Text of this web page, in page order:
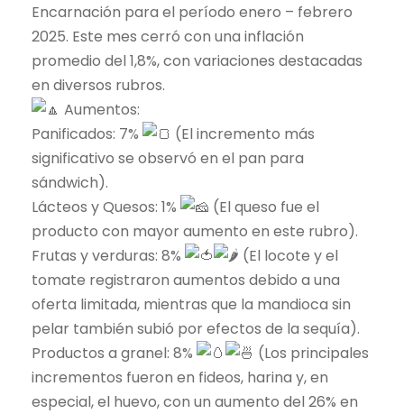
Encarnación para el período enero – febrero
2025. Este mes cerró con una inflación
promedio del 1,8%, con variaciones destacadas
en diversos rubros.
Aumentos:
Panificados: 7%
(El incremento más
significativo se observó en el pan para
sándwich).
Lácteos y Quesos: 1%
(El queso fue el
producto con mayor aumento en este rubro).
Frutas y verduras: 8%
(El locote y el
tomate registraron aumentos debido a una
oferta limitada, mientras que la mandioca sin
pelar también subió por efectos de la sequía).
Productos a granel: 8%
(Los principales
incrementos fueron en fideos, harina y, en
especial, el huevo, con un aumento del 26% en